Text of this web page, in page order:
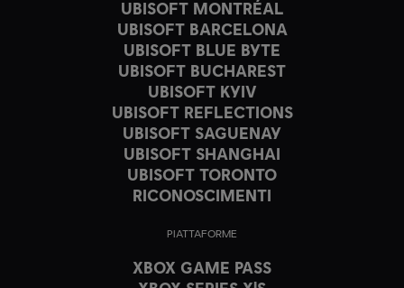
UBISOFT MONTRÉAL
UBISOFT BARCELONA
UBISOFT BLUE BYTE
UBISOFT BUCHAREST
UBISOFT KYIV
UBISOFT REFLECTIONS
UBISOFT SAGUENAY
UBISOFT SHANGHAI
UBISOFT TORONTO
RICONOSCIMENTI
PIATTAFORME
XBOX GAME PASS